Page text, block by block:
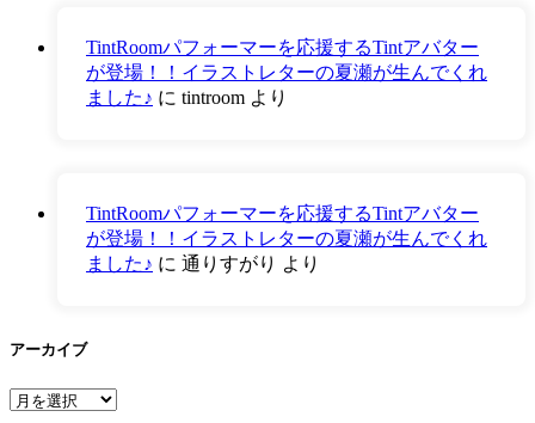
TintRoomパフォーマーを応援するTintアバター
が登場！！イラストレターの夏瀬が生んでくれ
ました♪ に tintroom より
TintRoomパフォーマーを応援するTintアバター
が登場！！イラストレターの夏瀬が生んでくれ
ました♪ に 通りすがり より
アーカイブ
ア